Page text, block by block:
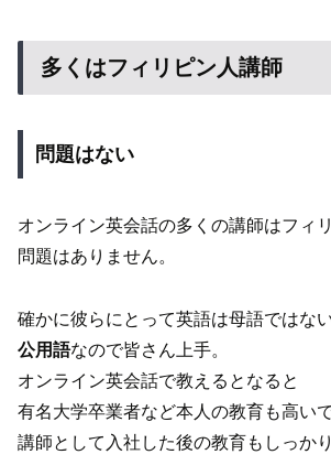
多くはフィリピン人講師
問題はない
オンライン英会話の多くの講師はフィ
問題はありません。
確かに彼らにとって英語は母語ではな
公用語なので皆さん上手。
オンライン英会話で教えるとなると
有名大学卒業者など本人の教育も高いで
講師として入社した後の教育もしっか